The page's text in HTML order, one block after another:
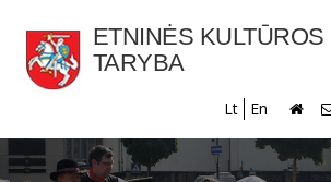
ETNINĖS
TARYBA
Lt En